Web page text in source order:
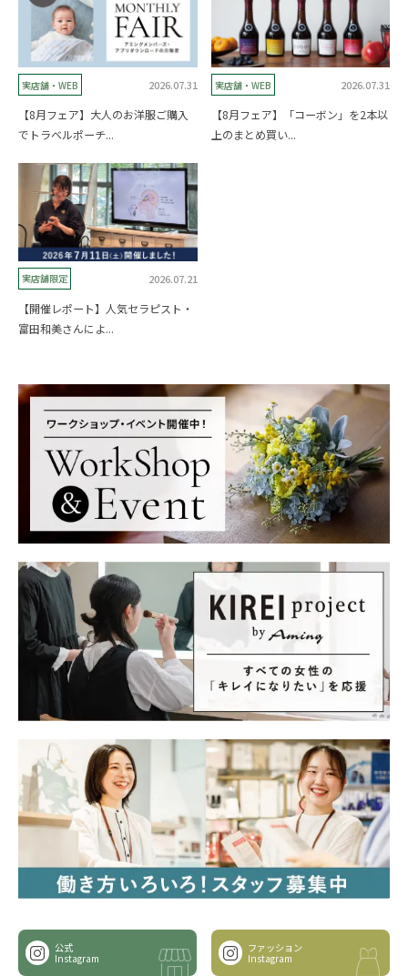
実店舗・WEB 2026.07.31
【8月フェア】大人のお洋服ご購入
でトラベルポーチ...
実店舗・WEB 2026.07.31
【8月フェア】「コーボン」を2本以
上のまとめ買い...
実店舗限定 2026.07.21
【開催レポート】人気セラピスト・
富田和美さんによ...
公式
Instagram
ファッション
Instagram